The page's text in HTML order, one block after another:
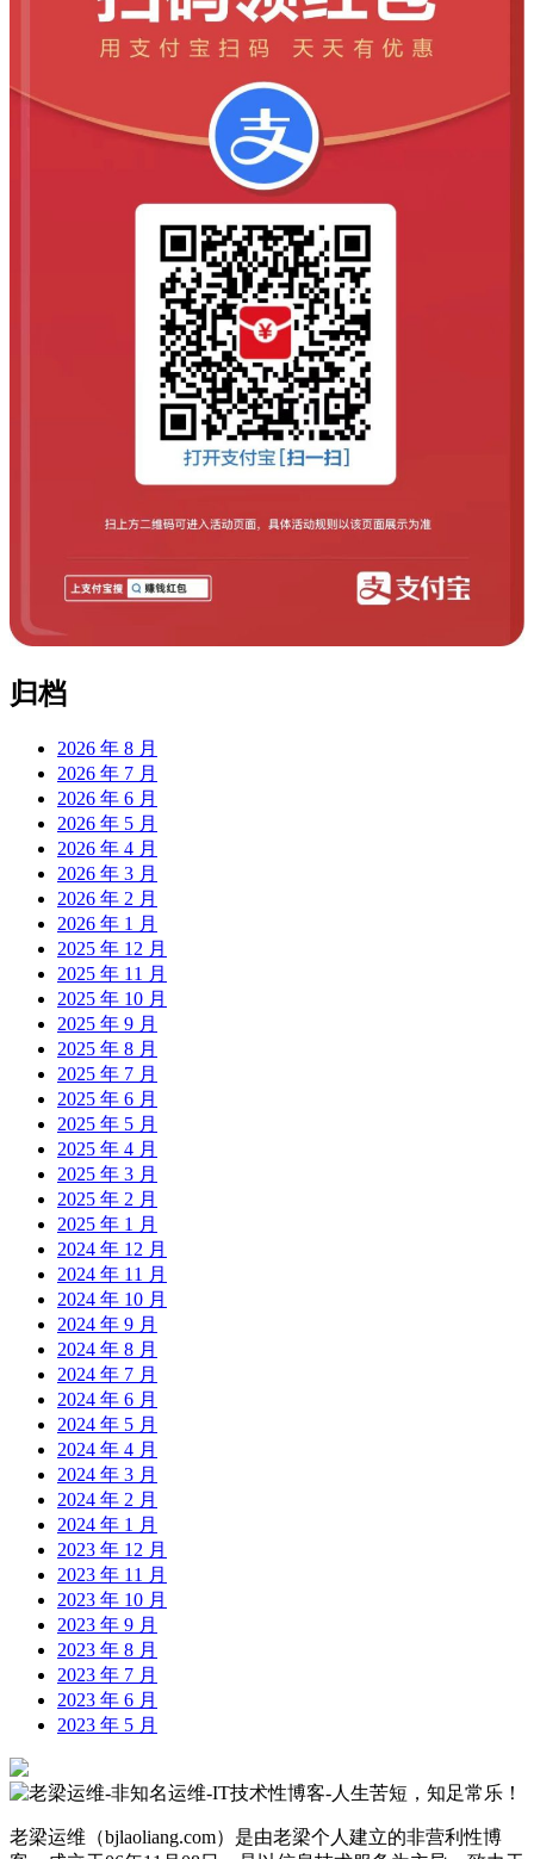
归档
2026 年 8 月
2026 年 7 月
2026 年 6 月
2026 年 5 月
2026 年 4 月
2026 年 3 月
2026 年 2 月
2026 年 1 月
2025 年 12 月
2025 年 11 月
2025 年 10 月
2025 年 9 月
2025 年 8 月
2025 年 7 月
2025 年 6 月
2025 年 5 月
2025 年 4 月
2025 年 3 月
2025 年 2 月
2025 年 1 月
2024 年 12 月
2024 年 11 月
2024 年 10 月
2024 年 9 月
2024 年 8 月
2024 年 7 月
2024 年 6 月
2024 年 5 月
2024 年 4 月
2024 年 3 月
2024 年 2 月
2024 年 1 月
2023 年 12 月
2023 年 11 月
2023 年 10 月
2023 年 9 月
2023 年 8 月
2023 年 7 月
2023 年 6 月
2023 年 5 月
老梁运维（bjlaoliang.com）是由老梁个人建立的非营利性博